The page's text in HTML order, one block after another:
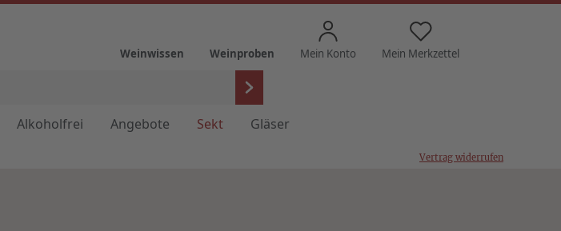
Weinwissen Weinproben Mein Konto Mein Merkzettel
Alkoholfrei Angebote Sekt Gläser
Vertrag widerrufen